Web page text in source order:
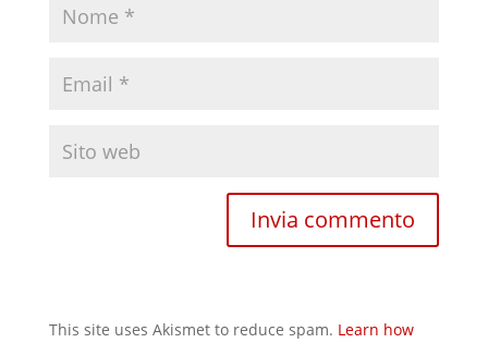
This site uses Akismet to reduce spam. Learn how